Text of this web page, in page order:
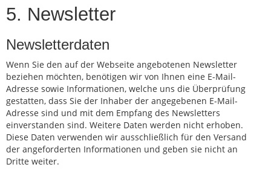
5. Newsletter
Newsletterdaten
Wenn Sie den auf der Webseite angebotenen Newsletter
beziehen möchten, benötigen wir von Ihnen eine E-Mail-
Adresse sowie Informationen, welche uns die Überprüfung
gestatten, dass Sie der Inhaber der angegebenen E-Mail-
Adresse sind und mit dem Empfang des Newsletters
einverstanden sind. Weitere Daten werden nicht erhoben.
Diese Daten verwenden wir ausschließlich für den Versand
der angeforderten Informationen und geben sie nicht an
Dritte weiter.